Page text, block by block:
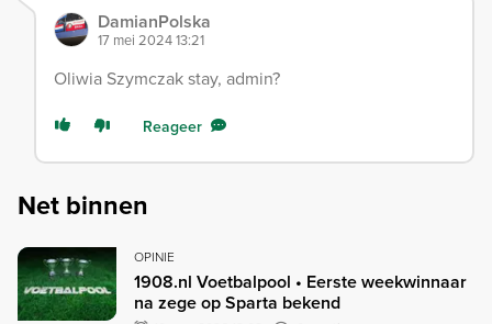
DamianPolska
17 mei 2024 13:21
Oliwia Szymczak stay, admin?
Reageer
Net binnen
OPINIE
1908.nl Voetbalpool • Eerste weekwinnaar
na zege op Sparta bekend